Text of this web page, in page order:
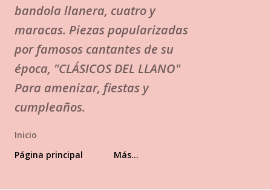
bandola llanera, cuatro y
maracas. Piezas popularizadas
por famosos cantantes de su
época, "CLÁSICOS DEL LLANO"
Para amenizar, fiestas y
cumpleaños.
Inicio
Página principal
Más…